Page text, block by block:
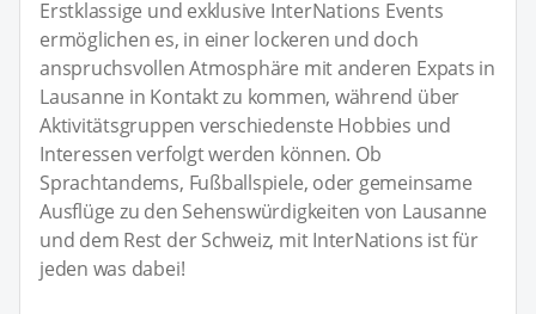
Erstklassige und exklusive InterNations Events
ermöglichen es, in einer lockeren und doch
anspruchsvollen Atmosphäre mit anderen Expats in
Lausanne in Kontakt zu kommen, während über
Aktivitätsgruppen verschiedenste Hobbies und
Interessen verfolgt werden können. Ob
Sprachtandems, Fußballspiele, oder gemeinsame
Ausflüge zu den Sehenswürdigkeiten von Lausanne
und dem Rest der Schweiz, mit InterNations ist für
jeden was dabei!